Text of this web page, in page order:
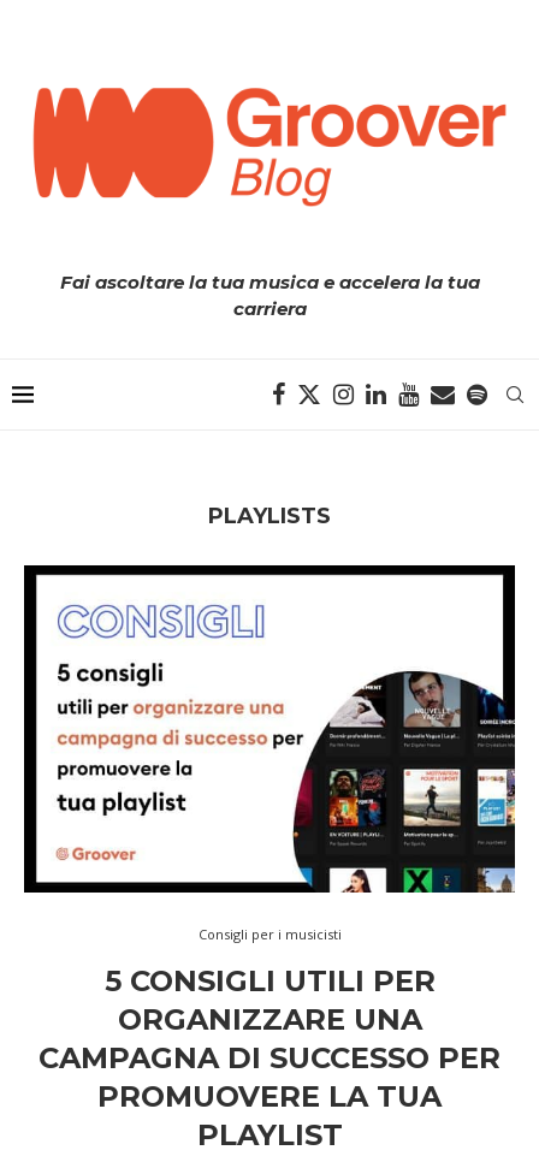
Fai ascoltare la tua musica e accelera la tua
carriera
PLAYLISTS
Consigli per i musicisti
5 CONSIGLI UTILI PER
ORGANIZZARE UNA
CAMPAGNA DI SUCCESSO PER
PROMUOVERE LA TUA
PLAYLIST